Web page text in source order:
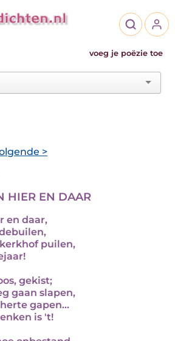
voeg je poëzie toe
>
HIER EN DAAR
en daar,
puilen,
gekist;
gaan slapen,
gapen...
is 't!